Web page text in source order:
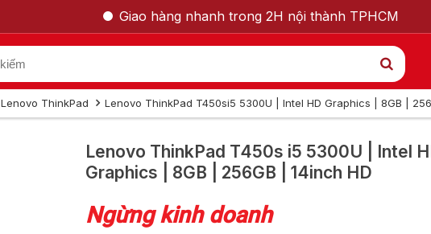
Giao hàng nhanh trong 2H nội thành TPHCM
Lenovo ThinkPad Lenovo ThinkPad T450si5 5300U | Intel HD Graphics | 8GB |
Lenovo ThinkPad T450s i5 5300U | Intel
Graphics | 8GB | 256GB | 14inch HD
Ngừng kinh doanh
Nam Nữ